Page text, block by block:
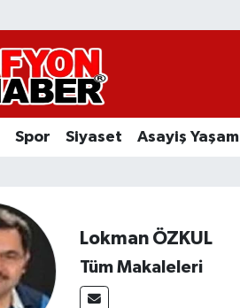
Spor Siyaset Asayiş Yaşam
Lokman ÖZKUL
Tüm Makaleleri